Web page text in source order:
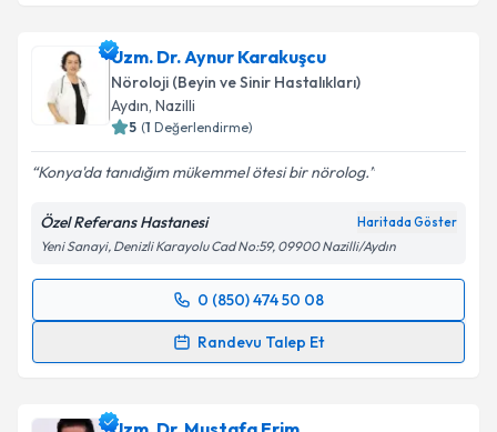
takvim hazırlandığında e-posta ile bilgilendireceğiz.
E-posta Adresiniz
Metni 'ni okudum ve kişisel verilerimin belirtilen
kapsamda işlenmesini kabul ediyorum.
Takvim Talebini Gönder
Uzm. Dr. Aynur Karakuşcu
Nöroloji (Beyin ve Sinir Hastalıkları)
Aydın, Nazilli
5 (1 Değerlendirme)
Konya'da tanıdığım mükemmel ötesi bir nörolog.
Özel Referans Hastanesi Haritada Göster
Yeni Sanayi, Denizli Karayolu Cad No:59, 09900 Nazilli/Aydın
0 (850) 474 50 08
Randevu Talep Et
Randevu Takvimi Talebi